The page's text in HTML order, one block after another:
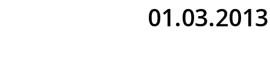
01.03.2013